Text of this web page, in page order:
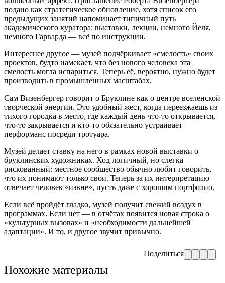
подано как стратегическое обновление, хотя список его
предыдущих занятий напоминает типичный путь
академического куратора: выставки, лекции, немного Йеля,
немного Гарварда — всё по инструкции.
Интереснее другое — музей подчёркивает «смелость» своих
проектов, будто намекает, что без нового человека эта
смелость могла испариться. Теперь её, вероятно, нужно будет
производить в промышленных масштабах.
Сам Визенбергер говорит о Бруклине как о центре вселенской
творческой энергии. Это удобный жест, когда переезжаешь из
тихого городка в место, где каждый день что-то открывается,
что-то закрывается и кто-то обязательно устраивает
перформанс посреди тротуара.
Музей делает ставку на него в рамках новой выставки о
бруклинских художниках. Ход логичный, но слегка
рискованный: местное сообщество обычно любит говорить,
что их понимают только свои. Теперь за их интерпретацию
отвечает человек «извне», пусть даже с хорошим портфолио.
Если всё пройдёт гладко, музей получит свежий воздух в
программах. Если нет — в отчётах появится новая строка о
«культурных вызовах» и «необходимости дальнейшей
адаптации». И то, и другое звучит привычно.
Поделиться
Похожие материалы